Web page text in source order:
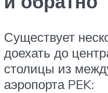
Существует
доехать до
столицы из
аэропорта PEK: